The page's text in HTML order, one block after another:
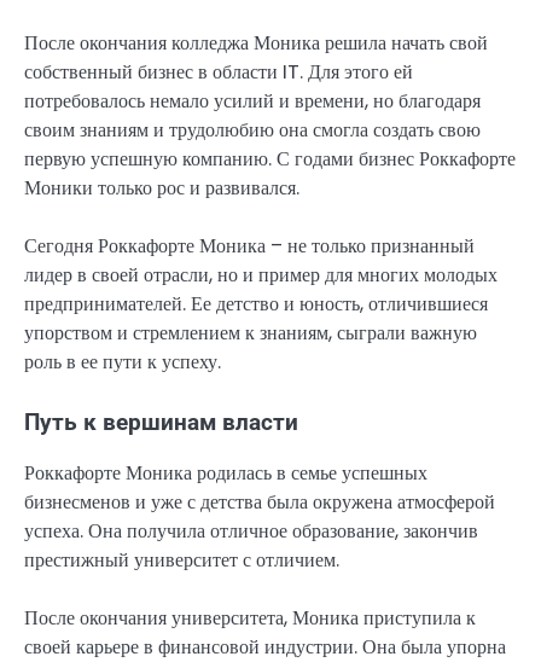
После окончания колледжа Моника решила начать свой
собственный бизнес в области IT. Для этого ей
потребовалось немало усилий и времени, но благодаря
своим знаниям и трудолюбию она смогла создать свою
первую успешную компанию. С годами бизнес Роккафорте
Моники только рос и развивался.
Сегодня Роккафорте Моника – не только признанный
лидер в своей отрасли, но и пример для многих молодых
предпринимателей. Ее детство и юность, отличившиеся
упорством и стремлением к знаниям, сыграли важную
роль в ее пути к успеху.
Путь к вершинам власти
Роккафорте Моника родилась в семье успешных
бизнесменов и уже с детства была окружена атмосферой
успеха. Она получила отличное образование, закончив
престижный университет с отличием.
После окончания университета, Моника приступила к
своей карьере в финансовой индустрии. Она была упорна